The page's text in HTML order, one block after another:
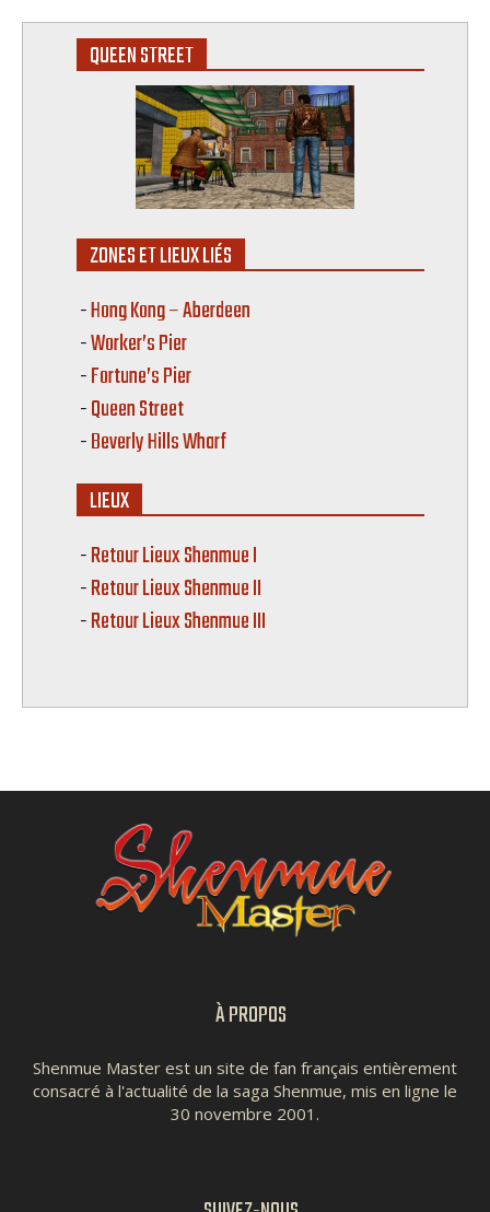
QUEEN STREET
ZONES ET LIEUX LIÉS
Hong Kong – Aberdeen
Worker’s Pier
Fortune’s Pier
Queen Street
Beverly Hills Wharf
LIEUX
Retour Lieux Shenmue I
Retour Lieux Shenmue II
Retour Lieux Shenmue III
À PROPOS
Shenmue Master est un site de fan français entièrement
consacré à l'actualité de la saga Shenmue, mis en ligne le
30 novembre 2001.